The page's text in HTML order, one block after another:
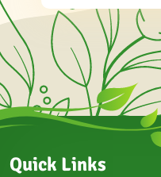
Quick Links